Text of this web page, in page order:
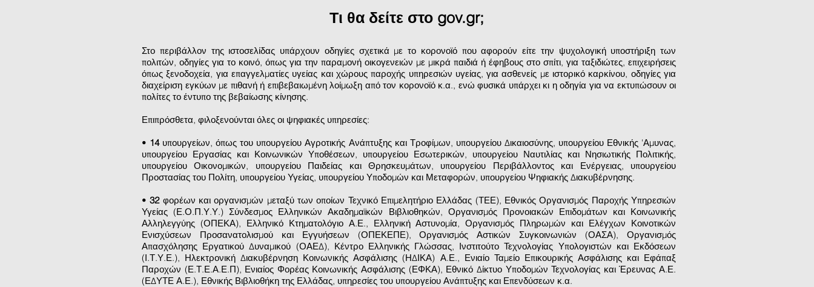
Τι θα δείτε στο gov.gr;
Στο περιβάλλον της ιστοσελίδας υπάρχουν οδηγίες σχετικά με το κορονοϊό που αφορούν είτε την ψυχολογική υποστήριξη των
πολιτών, οδηγίες για το κοινό, όπως για την παραμονή οικογενειών με μικρά παιδιά ή έφηβους στο σπίτι, για ταξιδιώτες, επιχειρήσεις
όπως ξενοδοχεία, για επαγγελματίες υγείας και χώρους παροχής υπηρεσιών υγείας, για ασθενείς με ιστορικό καρκίνου, οδηγίες για
διαχείριση εγκύων με πιθανή ή επιβεβαιωμένη λοίμωξη από τον κορονοϊό κ.α., ενώ φυσικά υπάρχει κι η οδηγία για να εκτυπώσουν οι
πολίτες το έντυπο της βεβαίωσης κίνησης.
Επιπρόσθετα, φιλοξενούνται όλες οι ψηφιακές υπηρεσίες:
• 14 υπουργείων, όπως του υπουργείου Αγροτικής Ανάπτυξης και Τροφίμων, υπουργείου Δικαιοσύνης, υπουργείου Εθνικής 'Αμυνας,
υπουργείου Εργασίας και Κοινωνικών Υποθέσεων, υπουργείου Εσωτερικών, υπουργείου Ναυτιλίας και Νησιωτικής Πολιτικής,
υπουργείου Οικονομικών, υπουργείου Παιδείας και Θρησκευμάτων, υπουργείου Περιβάλλοντος και Ενέργειας, υπουργείου
Προστασίας του Πολίτη, υπουργείου Υγείας, υπουργείου Υποδομών και Μεταφορών, υπουργείου Ψηφιακής Διακυβέρνησης.
• 32φορέων και οργανισμών μεταξύ των οποίων Τεχνικό Επιμελητήριο Ελλάδας (ΤΕΕ), Εθνικός Οργανισμός Παροχής Υπηρεσιών
Υγείας (Ε.Ο.Π.Υ.Υ.) Σύνδεσμος Ελληνικών Ακαδημαϊκών Βιβλιοθηκών, Οργανισμός Προνοιακών Επιδομάτων και Κοινωνικής
Αλληλεγγύης (ΟΠΕΚΑ), Ελληνικό Κτηματολόγιο Α.Ε., Ελληνική Αστυνομία, Οργανισμός Πληρωμών και Ελέγχων Κοινοτικών
Ενισχύσεων Προσανατολισμού και Εγγυήσεων (ΟΠΕΚΕΠΕ), Οργανισμός Αστικών Συγκοινωνιών (ΟΑΣΑ), Οργανισμός
Απασχόλησης Εργατικού Δυναμικού (ΟΑΕΔ), Κέντρο Ελληνικής Γλώσσας, Ινστιτούτο Τεχνολογίας Υπολογιστών και Εκδόσεων
(Ι.Τ.Υ.Ε.), Ηλεκτρονική Διακυβέρνηση Κοινωνικής Ασφάλισης (ΗΔΙΚΑ) Α.Ε., Ενιαίο Ταμείο Επικουρικής Ασφάλισης και Εφάπαξ
Παροχών (Ε.Τ.Ε.Α.Ε.Π), Ενιαίος Φορέας Κοινωνικής Ασφάλισης (ΕΦΚΑ), Εθνικό Δίκτυο Υποδομών Τεχνολογίας και Έρευνας Α.Ε.
(ΕΔΥΤΕ Α.Ε.), Εθνικής Βιβλιοθήκη της Ελλάδας, υπηρεσίες του υπουργείου Ανάπτυξης και Επενδύσεων κ.α.